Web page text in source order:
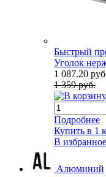
Быстрый
Уголок
1 087.20
1 359 руб.
Подробнее
Купить в 1
В избранное
Алюминий